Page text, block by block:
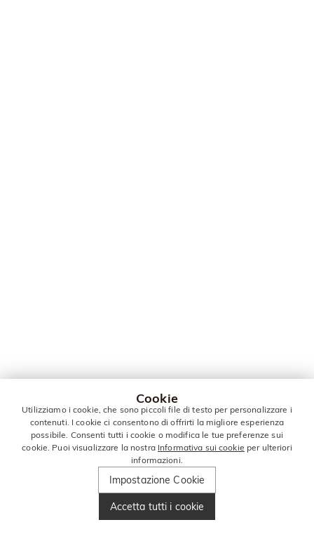
Cookie
Utilizziamo i cookie, che sono piccoli file di testo per personalizzare i
contenuti. I cookie ci consentono di offrirti la migliore esperienza
possibile. Consenti tutti i cookie o modifica le tue preferenze sui
cookie. Puoi visualizzare la nostra Informativa sui cookie per ulteriori
informazioni.
Impostazione Cookie
Accetta tutti i cookie